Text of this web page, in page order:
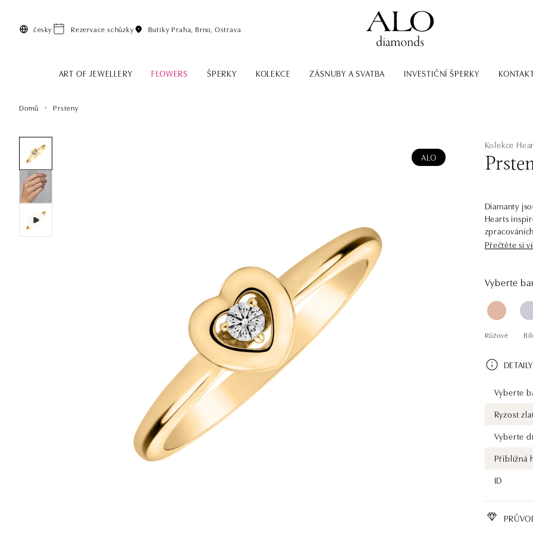
česky Rezervace schůzky Butiky Praha, Brno, Ostrava
ART OF JEWELLERY FLOWERS ŠPERKY KOLEKCE ZÁSNUBY A SVATBA INVESTIČNÍ ŠPERKY
Domů Prsteny
ALO
Kolekce
Diamanty
Hearts
velikostí a
kamenů už
prsten
šperk, ale
Přečtěte si
Vyberte
Růžové
DETAILY
Vyberte
Ryzost
Vyberte
Přibližná
ID